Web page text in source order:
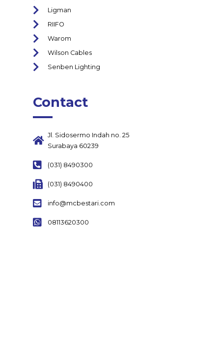
Ligman
RIIFO
Warom
Wilson Cables
Senben Lighting
Contact
Jl. Sidosermo Indah no. 25
Surabaya 60239
(031) 8490300
(031) 8490400
info@mcbestari.com
08113620300